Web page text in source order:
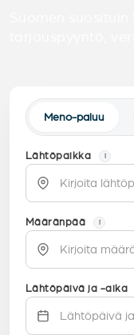
Meno-paluu
Lähtöpaikka i
Määränpää i
Lähtöpäivä ja -aika